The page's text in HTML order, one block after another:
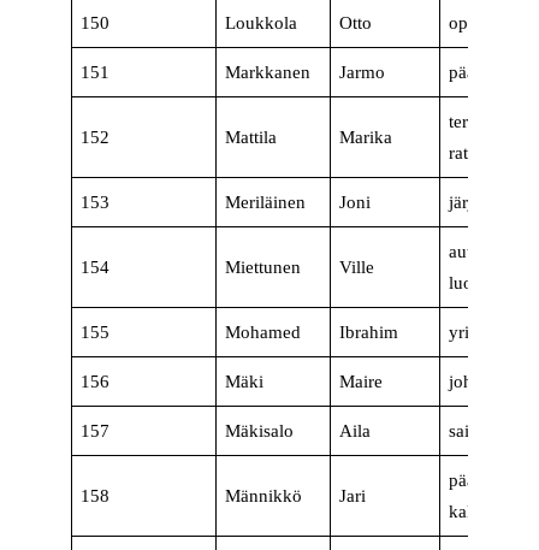
150 Loukkola Otto opiskelija
151 Markkanen Jarmo
152 Mattila Marika
153 Meriläinen Joni
154 Miettunen Ville
155 Mohamed Ibrahim yrittäjä
156 Mäki Maire johtaja,
157 Mäkisalo Aila
158 Männikkö Jari